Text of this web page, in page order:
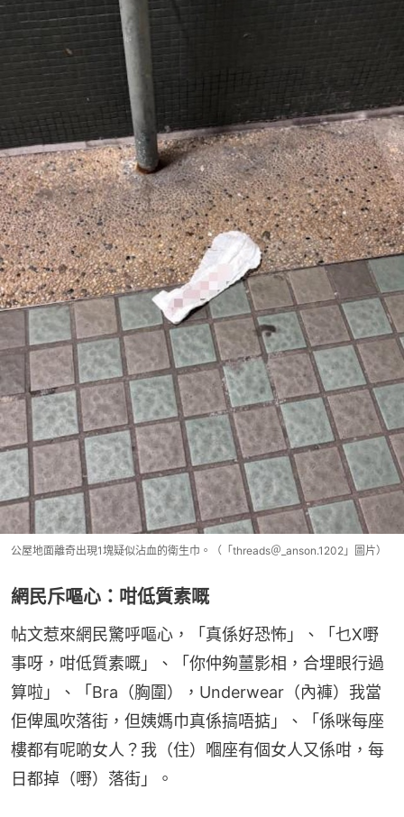
公屋地面離奇出現1塊疑似沾血的衛生巾。（「threads＠_anson.1202」圖片）
網民斥嘔心：咁低質素嘅
帖文惹來網民驚呼嘔心，「真係好恐怖」、「乜X嘢
事呀，咁低質素嘅」、「你仲夠薑影相，合埋眼行過
算啦」、「Bra（胸圍），Underwear（內褲）我當
佢俾風吹落街，但姨媽巾真係搞唔掂」、「係咪每座
樓都有呢啲女人？我（住）嗰座有個女人又係咁，每
日都掉（嘢）落街」。